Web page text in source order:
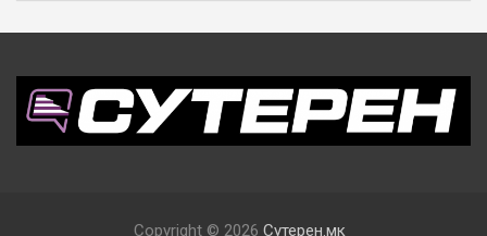
Copyright © 2026 Сутерен.мк